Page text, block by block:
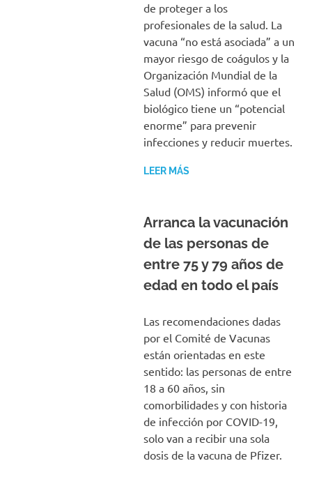
de proteger a los
profesionales de la salud. La
vacuna “no está asociada” a un
mayor riesgo de coágulos y la
Organización Mundial de la
Salud (OMS) informó que el
biológico tiene un “potencial
enorme” para prevenir
infecciones y reducir muertes.
LEER MÁS
Arranca la vacunación
de las personas de
entre 75 y 79 años de
edad en todo el país
Las recomendaciones dadas
por el Comité de Vacunas
están orientadas en este
sentido: las personas de entre
18 a 60 años, sin
comorbilidades y con historia
de infección por COVID-19,
solo van a recibir una sola
dosis de la vacuna de Pfizer.